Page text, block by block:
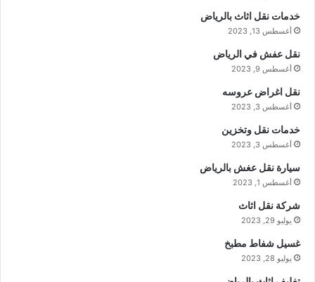
خدمات نقل اثاث بالرياض
أغسطس 13, 2023
نقل عفش في الرياض
أغسطس 9, 2023
نقل اغراض عروسه
أغسطس 3, 2023
خدمات نقل وتخزين
أغسطس 3, 2023
سيارة نقل عغش بالرياض
أغسطس 1, 2023
شركة نقل اثاث
يوليو 29, 2023
غسيل شفاط مطبخ
يوليو 28, 2023